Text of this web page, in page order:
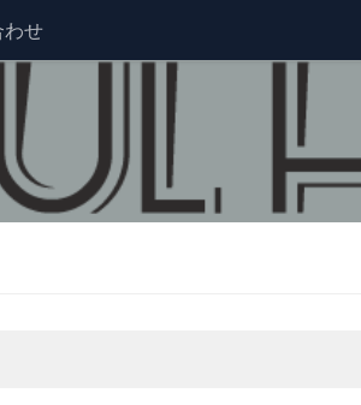
わせ